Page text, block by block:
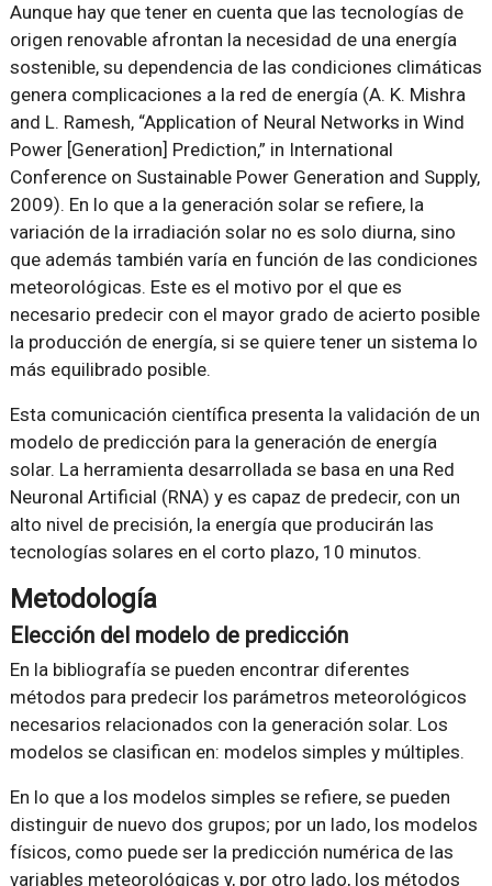
Aunque hay que tener en cuenta que las tecnologías de
origen renovable afrontan la necesidad de una energía
sostenible, su dependencia de las condiciones climáticas
genera complicaciones a la red de energía (A. K. Mishra
and L. Ramesh, “Application of Neural Networks in Wind
Power [Generation] Prediction,” in International
Conference on Sustainable Power Generation and Supply,
2009). En lo que a la generación solar se refiere, la
variación de la irradiación solar no es solo diurna, sino
que además también varía en función de las condiciones
meteorológicas. Este es el motivo por el que es
necesario predecir con el mayor grado de acierto posible
la producción de energía, si se quiere tener un sistema lo
más equilibrado posible.
Esta comunicación científica presenta la validación de un
modelo de predicción para la generación de energía
solar. La herramienta desarrollada se basa en una Red
Neuronal Artificial (RNA) y es capaz de predecir, con un
alto nivel de precisión, la energía que producirán las
tecnologías solares en el corto plazo, 10 minutos.
Metodología
Elección del modelo de predicción
En la bibliografía se pueden encontrar diferentes
métodos para predecir los parámetros meteorológicos
necesarios relacionados con la generación solar. Los
modelos se clasifican en: modelos simples y múltiples.
En lo que a los modelos simples se refiere, se pueden
distinguir de nuevo dos grupos; por un lado, los modelos
físicos, como puede ser la predicción numérica de las
variables meteorológicas y, por otro lado, los métodos